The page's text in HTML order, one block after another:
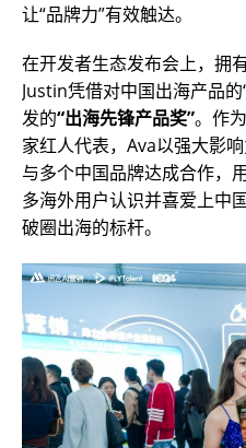
让“品牌力”有效触达。
在开发者生态发布会上，拥
Justin凭借对中国出海产品
发的“出海先锋产品奖”。作
家红人代表，Ava以强大影
与多个中国品牌达成合作，
多海外用户认识并喜爱上中
破圈出海的标杆。